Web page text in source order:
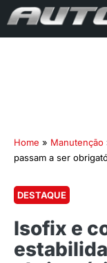
Home » Manutenção
passam a ser
DESTAQUE
Isofix e